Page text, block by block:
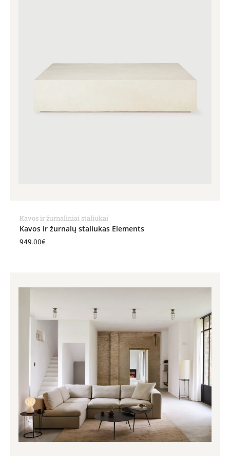
Kavos ir žurnaliniai staliukai
Kavos ir žurnalų staliukas Elements
949.00€